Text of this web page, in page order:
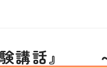
験講話』